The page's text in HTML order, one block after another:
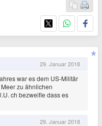
29. Januar 2018
war es dem US-Militär
zu ähnlichen
ch bezweifle dass es
29. Januar 2018